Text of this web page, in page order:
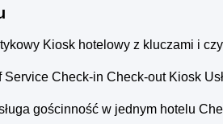
Kiosk hotelowy z kluczami i
Check-in Check-out Kiosk
gościnność w jednym hotelu